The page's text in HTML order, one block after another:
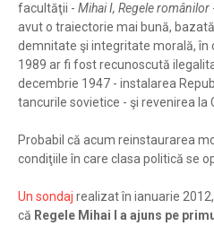
facultăţii - Mihai I, Regele românilor
avut o traiectorie mai bună,
demnitate şi integritate morală, în
1989 ar fi fost recunoscută
decembrie 1947 - instalarea
tancurile sovietice - şi revenirea la
Probabil că acum reinstaurarea
condiţiile în care clasa politică se
Un sondaj realizat în ianuarie
că Regele Mihai I a ajuns pe